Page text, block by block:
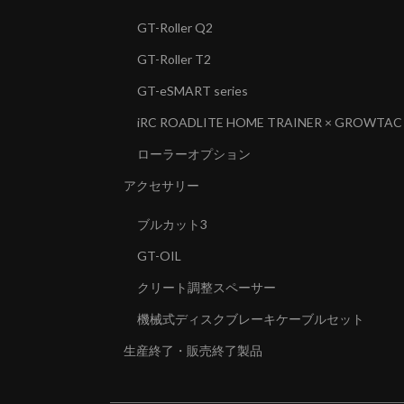
GT-Roller Q2
GT-Roller T2
GT-eSMART series
iRC ROADLITE HOME TRAINER × GROWTAC
ローラーオプション
アクセサリー
ブルカット3
GT-OIL
クリート調整スペーサー
機械式ディスクブレーキケーブルセット
生産終了・販売終了製品